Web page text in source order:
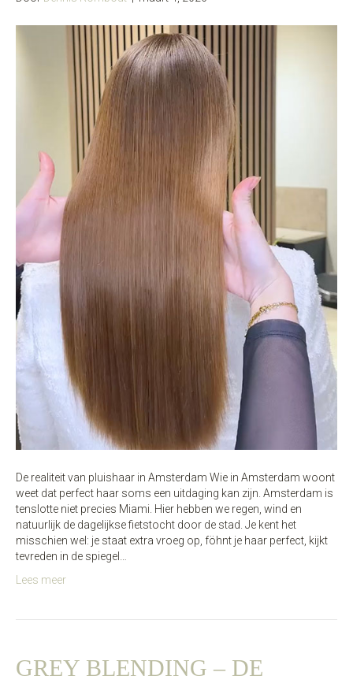
De realiteit van pluishaar in Amsterdam Wie in Amsterdam woont
weet dat perfect haar soms een uitdaging kan zijn. Amsterdam is
tenslotte niet precies Miami. Hier hebben we regen, wind en
natuurlijk de dagelijkse fietstocht door de stad. Je kent het
misschien wel: je staat extra vroeg op, föhnt je haar perfect, kijkt
tevreden in de spiegel…
Lees meer
GREY BLENDING – DE